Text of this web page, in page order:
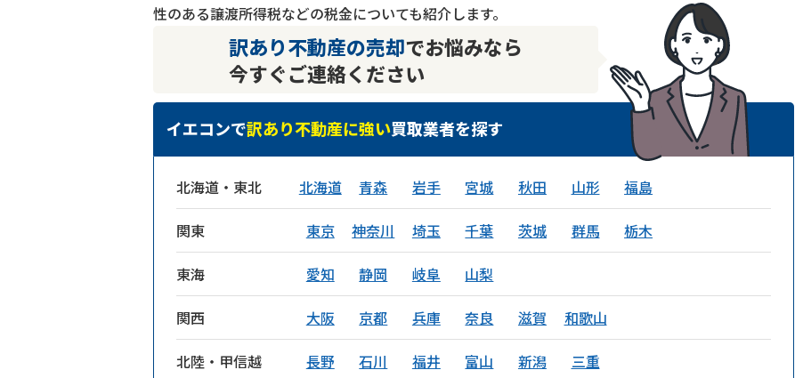
性のある譲渡所得税などの税金についても紹介します。
訳あり不動産の売却でお悩みなら
今すぐご連絡ください
イエコンで訳あり不動産に強い買取業者を探す
北海道・東北 北海道 青森 岩手 宮城 秋田 山形 福島
関東 東京 神奈川 埼玉 千葉 茨城 群馬 栃木
東海 愛知 静岡 岐阜 山梨
関西 大阪 京都 兵庫 奈良 滋賀 和歌山
北陸・甲信越 長野 石川 福井 富山 新潟 三重